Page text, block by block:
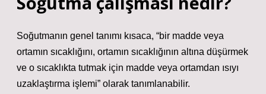
Soğutmanın genel tanımı kısaca, “bir madde veya
ortamın sıcaklığını, ortamın sıcaklığının altına düşürmek
ve o sıcaklıkta tutmak için madde veya ortamdan ısıyı
uzaklaştırma işlemi” olarak tanımlanabilir.